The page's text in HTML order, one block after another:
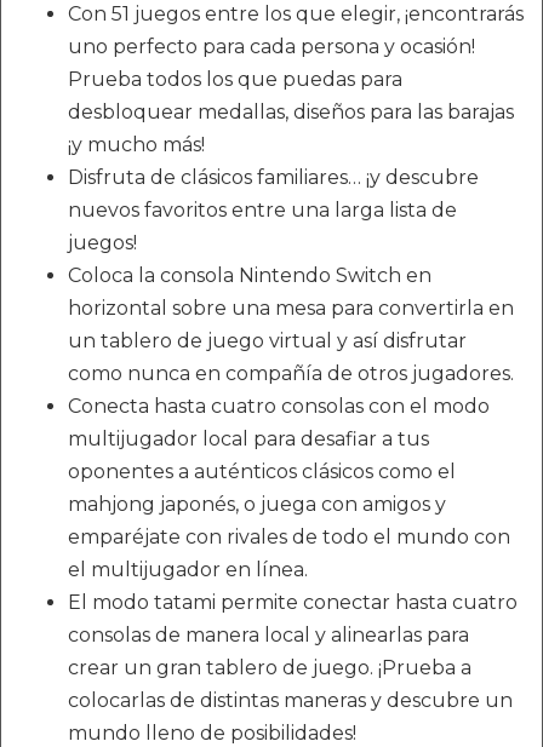
Con 51 juegos entre los que elegir, ¡encontrarás
uno perfecto para cada persona y ocasión!
Prueba todos los que puedas para
desbloquear medallas, diseños para las barajas
¡y mucho más!
Disfruta de clásicos familiares… ¡y descubre
nuevos favoritos entre una larga lista de
juegos!
Coloca la consola Nintendo Switch en
horizontal sobre una mesa para convertirla en
un tablero de juego virtual y así disfrutar
como nunca en compañía de otros jugadores.
Conecta hasta cuatro consolas con el modo
multijugador local para desafiar a tus
oponentes a auténticos clásicos como el
mahjong japonés, o juega con amigos y
emparéjate con rivales de todo el mundo con
el multijugador en línea.
El modo tatami permite conectar hasta cuatro
consolas de manera local y alinearlas para
crear un gran tablero de juego. ¡Prueba a
colocarlas de distintas maneras y descubre un
mundo lleno de posibilidades!